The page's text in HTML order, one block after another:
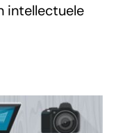
intellectuele